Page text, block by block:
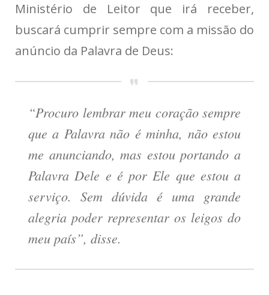
Ministério de Leitor que irá receber,
buscará cumprir sempre com a missão do
anúncio da Palavra de Deus:
“Procuro lembrar meu coração sempre
que a Palavra não é minha, não estou
me anunciando, mas estou portando a
Palavra Dele e é por Ele que estou a
serviço. Sem dúvida é uma grande
alegria poder representar os leigos do
meu país”, disse.